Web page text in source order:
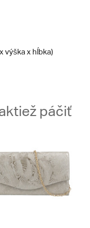
výška x hĺbka)
páčiť